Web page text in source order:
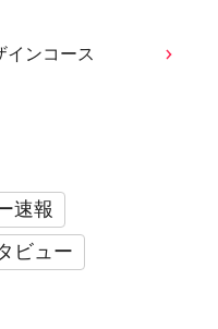
インコース
速報
ビュー